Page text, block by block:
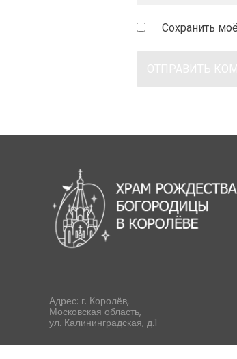
Сохранить
Адрес: г. Королёв,
Московская область,
ул. Калининградская, д.1